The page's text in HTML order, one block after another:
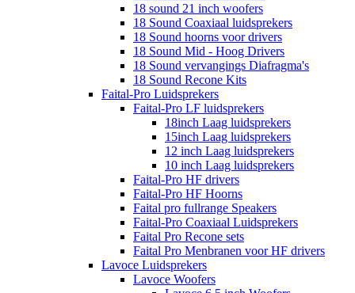
18 sound 21 inch woofers
18 Sound Coaxiaal luidsprekers
18 Sound hoorns voor drivers
18 Sound Mid - Hoog Drivers
18 Sound vervangings Diafragma's
18 Sound Recone Kits
Faital-Pro Luidsprekers
Faital-Pro LF luidsprekers
18inch Laag luidsprekers
15inch Laag luidsprekers
12 inch Laag luidsprekers
10 inch Laag luidsprekers
Faital-Pro HF drivers
Faital-Pro HF Hoorns
Faital pro fullrange Speakers
Faital-Pro Coaxiaal Luidsprekers
Faital Pro Recone sets
Faital Pro Menbranen voor HF drivers
Lavoce Luidsprekers
Lavoce Woofers